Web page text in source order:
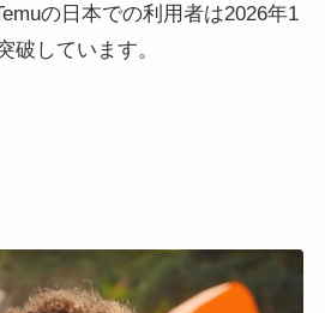
の日本での利用者は2026年1
破しています。